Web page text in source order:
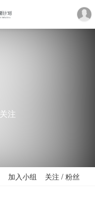
关注
加入小组 关注 / 粉丝